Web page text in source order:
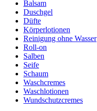
Balsam
Duschgel
Düfte
Körperlotionen
Reinigung ohne Wasser
Roll-on
Salben
Seife
Schaum
Waschcremes
Waschlotionen
Wundschutzcremes